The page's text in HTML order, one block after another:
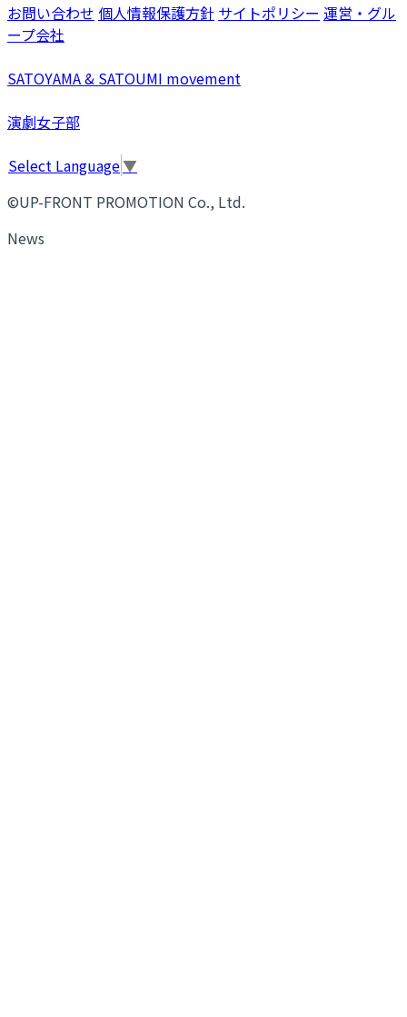
お問い合わせ 個人情報保護方針 サイトポリシー 運営・グル
ープ会社
SATOYAMA & SATOUMI movement
演劇女子部
Select Language▼
©UP-FRONT PROMOTION Co., Ltd.
News